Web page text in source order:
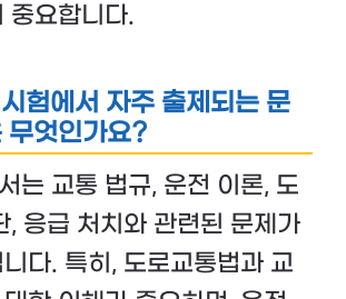
중요합니다.
험에서 자주 출제되는 문
무엇인가요?
는 교통 법규, 운전 이론, 도
, 응급 처치와 관련된 문제가
다. 특히, 도로교통법과 교